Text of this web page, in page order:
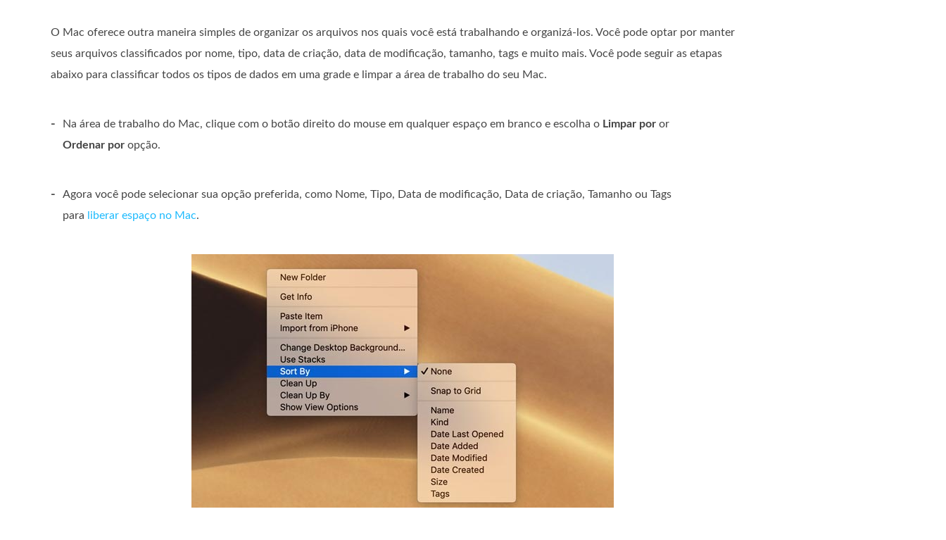
O Mac oferece outra maneira simples de organizar os arquivos nos quais você está trabalhando e organizá-los. Você pode optar por manter
seus arquivos classificados por nome, tipo, data de criação, data de modificação, tamanho, tags e muito mais. Você pode seguir as etapas
abaixo para classificar todos os tipos de dados em uma grade e limpar a área de trabalho do seu Mac.
- Na área de trabalho do Mac, clique com o botão direito do mouse em qualquer espaço em branco e escolha o Limpar por or
Ordenar por opção.
-
Agora você pode selecionar sua opção preferida, como Nome, Tipo, Data de modificação, Data de criação, Tamanho ou Tags
para
liberar espaço no Mac.